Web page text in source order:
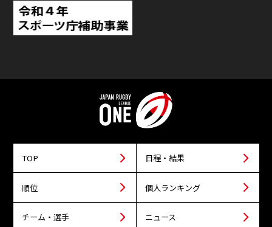
TOP 日程・結果
順位 個人ランキング
チーム・選手 ニュース